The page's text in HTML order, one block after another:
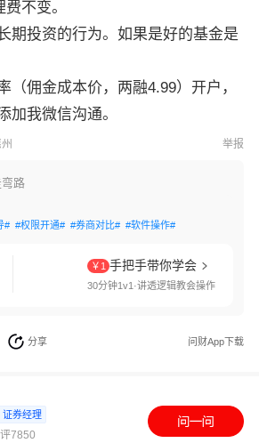
不变。
期投资的行为。如果是好的基金是
（佣金成本价，两融4.99）开户，
加我微信沟通。
举报
路
# #权限开通# #券商对比# #软件操作#
￥1 手把手带你学会
30分钟1v1·讲透逻辑教会操作
分享 问财App下载
证券经理
7850